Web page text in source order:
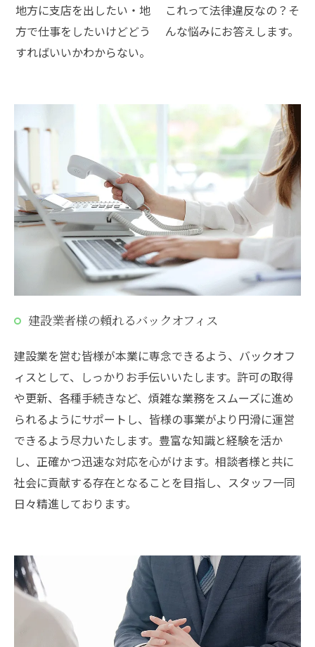
地方に支店を出したい・地
方で仕事をしたいけどどう
すればいいかわからない。
これって法律違反なの？そ
んな悩みにお答えします。
建設業者様の頼れるバックオフィス
建設業を営む皆様が本業に専念できるよう、バックオフ
ィスとして、しっかりお手伝いいたします。許可の取得
や更新、各種手続きなど、煩雑な業務をスムーズに進め
られるようにサポートし、皆様の事業がより円滑に運営
できるよう尽力いたします。豊富な知識と経験を活か
し、正確かつ迅速な対応を心がけます。相談者様と共に
社会に貢献する存在となることを目指し、スタッフ一同
日々精進しております。